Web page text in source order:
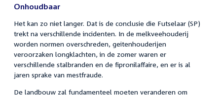
Onhoudbaar
Het kan zo niet langer. Dat is de conclusie die Futselaar (SP)
trekt na verschillende incidenten. In de melkveehouderij
worden normen overschreden, geitenhouderijen
veroorzaken longklachten, in de zomer waren er
verschillende stalbranden en de fipronilaffaire, en er is al
jaren sprake van mestfraude.
De landbouw zal fundamenteel moeten veranderen om